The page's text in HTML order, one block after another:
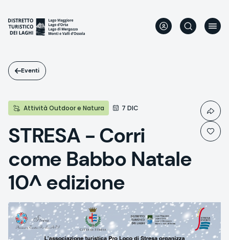
contenuto
principale
Eventi
Attività Outdoor e Natura 7 DIC
STRESA - Corri
come Babbo Natale
10^ edizione